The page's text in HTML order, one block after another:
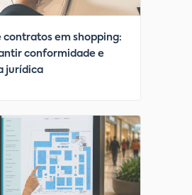
contratos em shopping:
conformidade e
jurídica